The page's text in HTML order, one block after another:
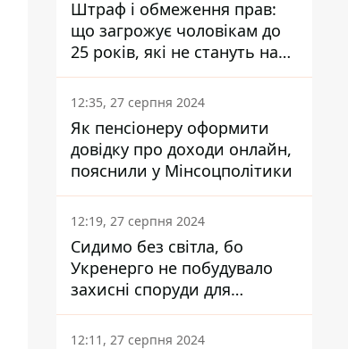
Штраф і обмеження прав:
що загрожує чоловікам до
25 років, які не стануть на
військовий облік
12:35, 27 серпня 2024
Як пенсіонеру оформити
довідку про доходи онлайн,
пояснили у Мінсоцполітики
12:19, 27 серпня 2024
Сидимо без світла, бо
Укренерго не побудувало
захисні споруди для
енергетики - нардеп
Кучеренко
12:11, 27 серпня 2024